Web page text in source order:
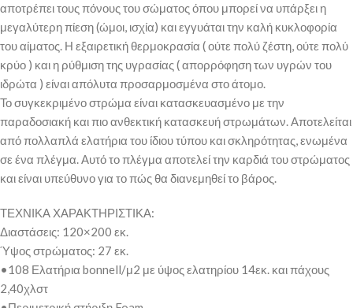
αποτρέπει τους πόνους του σώματος όπου μπορεί να υπάρξει η
μεγαλύτερη πίεση (ώμοι, ισχία) και εγγυάται την καλή κυκλοφορία
του αίματος. Η εξαιρετική θερμοκρασία ( ούτε πολύ ζέστη, ούτε πολύ
κρύο ) και η ρύθμιση της υγρασίας ( απορρόφηση των υγρών του
ιδρώτα ) είναι απόλυτα προσαρμοσμένα στο άτομο.
Το συγκεκριμένο στρώμα είναι κατασκευασμένο με την
παραδοσιακή και πιο ανθεκτική κατασκευή στρωμάτων. Αποτελείται
από πολλαπλά ελατήρια του ίδιου τύπου και σκληρότητας, ενωμένα
σε ένα πλέγμα. Αυτό το πλέγμα αποτελεί την καρδιά του στρώματος
και είναι υπεύθυνο για το πώς θα διανεμηθεί το βάρος.
ΤΕΧΝΙΚΑ ΧΑΡΑΚΤΗΡΙΣΤΙΚΑ:
Διαστάσεις: 120×200 εκ.
Ύψος στρώματος: 27 εκ.
•108 Ελατήρια bonnell/μ2 με ύψος ελατηρίου 14εκ. και πάχους
2,40χλστ